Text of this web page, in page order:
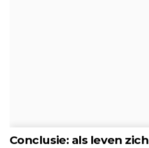
Conclusie: als leven zich